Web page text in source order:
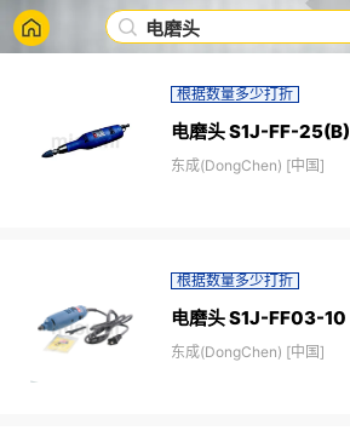
电磨头
根据数量多少打折
电磨头 S1J-FF-25(B)
东成(DongChen) [中国]
根据数量多少打折
电磨头 S1J-FF03-10
东成(DongChen) [中国]